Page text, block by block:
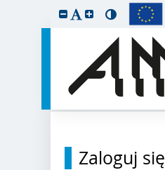
Zaloguj się